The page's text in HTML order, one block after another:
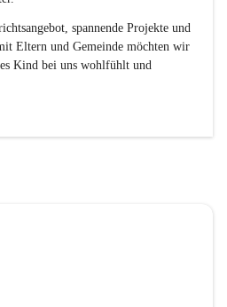
spannende Projekte und
Eltern und Gemeinde möchten wir
Kind bei uns wohlfühlt und